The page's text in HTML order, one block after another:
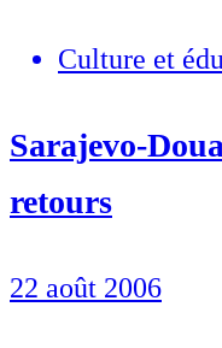
Culture et
Sarajevo-
retours
22 août 2006